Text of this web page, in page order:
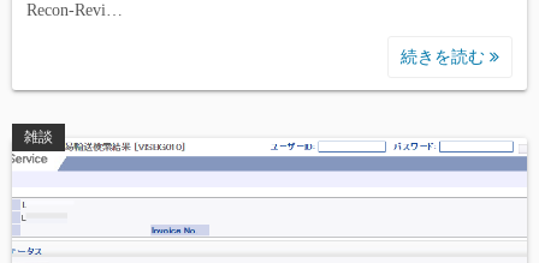
Recon-Revi…
続きを読む
雑談